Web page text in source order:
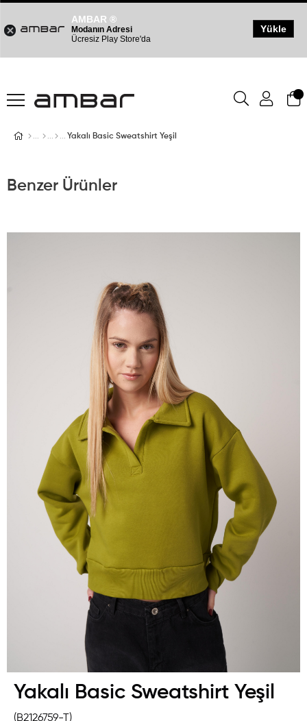
Yakalı Basic Sweatshirt Yeşil
Benzer Ürünler
Yakalı Basic Sweatshirt Yeşil
(B2126759-T)
AMBAR ®
Modanın Adresi
Ücresiz Play Store'da
Yükle